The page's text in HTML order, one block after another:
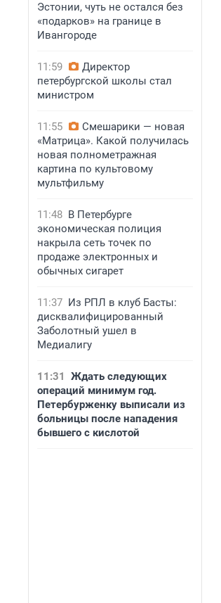
Эстонии, чуть не остался без
«подарков» на границе в
Ивангороде
11:59
Директор
петербургской школы стал
министром
11:55
Смешарики — новая
«Матрица». Какой получилась
новая полнометражная
картина по культовому
мультфильму
11:48 В Петербурге
экономическая полиция
накрыла сеть точек по
продаже электронных и
обычных сигарет
11:37 Из РПЛ в клуб Басты:
дисквалифицированный
Заболотный ушел в
Медиалигу
11:31
Ждать следующих
операций минимум год.
Петербурженку выписали из
больницы после нападения
бывшего с кислотой